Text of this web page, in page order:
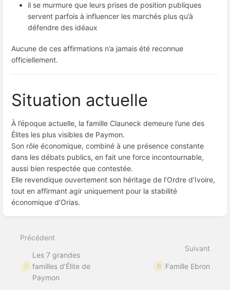
il se murmure que leurs prises de position publiques
servent parfois à influencer les marchés plus qu’à
défendre des idéaux
Aucune de ces affirmations n’a jamais été reconnue
officiellement.
Situation actuelle
À l’époque actuelle, la famille Clauneck demeure l’une des
Élites les plus visibles de Paymon.
Son rôle économique, combiné à une présence constante
dans les débats publics, en fait une force incontournable,
aussi bien respectée que contestée.
Elle revendique ouvertement son héritage de l’Ordre d’Ivoire,
tout en affirmant agir uniquement pour la stabilité
économique d’Orias.
de
section
Précédent
Les 7 grandes
familles d’Élite de
Paymon
Suivant
Famille Ebron